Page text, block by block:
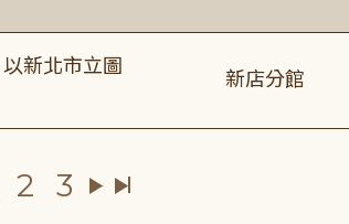
新北市立圖
新店分館
2 3